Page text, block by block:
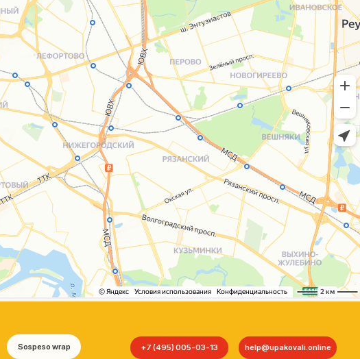
Сайт разработала bogac hevas
help@upakovali.online
+7 (495) 005-03-13